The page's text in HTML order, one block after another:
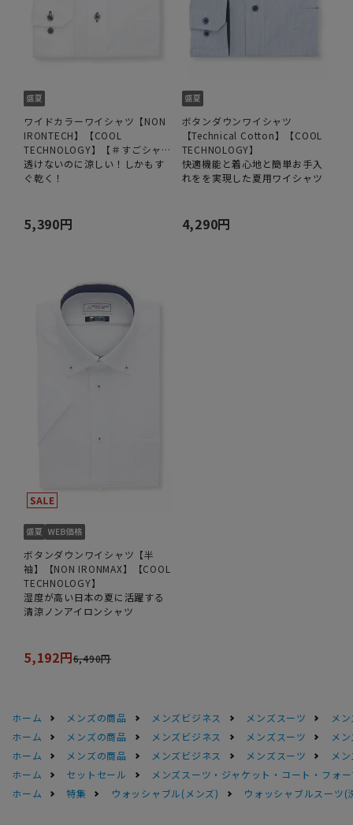
ワイドカラーワイシャツ【NON
IRONTECH】【COOL
TECHNOLOGY】【＃すごシャ
ツ】
透けないのに涼しい！しかもす
ぐ乾く！
5,390円
ボタンダウンワイシャツ
【Technical Cotton】【COOL
TECHNOLOGY】
快適機能と着心地と簡単お手入
れをを実現した夏用ワイシャツ
4,290円
ボタンダウンワイシャツ【半
袖】【NON IRONMAX】【COOL
TECHNOLOGY】
湿度が高い日本の夏に活躍する
清涼ノンアイロンシャツ
5,192円6,490円
ホーム メンズの商品 メンズビジネス メンズスーツ
メ
ホーム
メンズの商品 メンズビジネス メンズスーツ
メ
ホーム
メンズの商品 メンズビジネス メンズスーツ
メ
ホーム
セットセール
メンズスーツ・ジャケット・コート・フォ
ホーム
特集 ウォッシャブル(メンズ) ウォッシャブルスーツ(